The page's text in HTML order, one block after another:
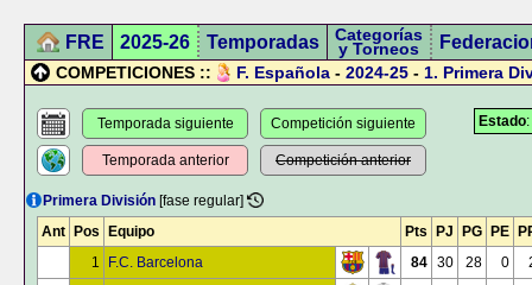
FRE 2025-26 Temporadas Categorías
y Torneos
COMPETICIONES :: F. Española - 2024-25 - 1. Primera
Estado
Temporada siguiente
Temporada anterior
Competición siguiente
Competición anterior
Primera División [fase regular]
Ant
Pos Equipo Pts PJ PG PE
1
F.C. Barcelona 84 30 28 0